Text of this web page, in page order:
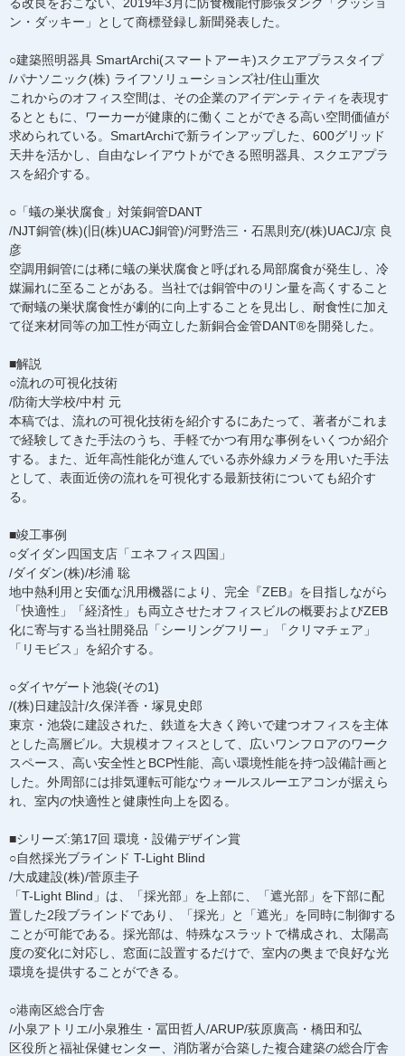
ン・ダッキー」として商標登録し新聞発表した。
○建築照明器具 SmartArchi(スマートアーキ)スクエアプラスタイプ
/パナソニック(株) ライフソリューションズ社/住山重次
これからのオフィス空間は、その企業のアイデンティティを表現す
るとともに、ワーカーが健康的に働くことができる高い空間価値が
求められている。SmartArchiで新ラインアップした、600グリッド
天井を活かし、自由なレイアウトができる照明器具、スクエアプラ
スを紹介する。
○「蟻の巣状腐食」対策銅管DANT
/NJT銅管(株)(旧(株)UACJ銅管)/河野浩三・石黒則充/(株)UACJ/京 良
彦
空調用銅管には稀に蟻の巣状腐食と呼ばれる局部腐食が発生し、冷
媒漏れに至ることがある。当社では銅管中のリン量を高くすること
で耐蟻の巣状腐食性が劇的に向上することを見出し、耐食性に加え
て従来材同等の加工性が両立した新銅合金管DANT®を開発した。
■解説
○流れの可視化技術
/防衛大学校/中村 元
本稿では、流れの可視化技術を紹介するにあたって、著者がこれま
で経験してきた手法のうち、手軽でかつ有用な事例をいくつか紹介
する。また、近年高性能化が進んでいる赤外線カメラを用いた手法
として、表面近傍の流れを可視化する最新技術についても紹介す
る。
■竣工事例
○ダイダン四国支店「エネフィス四国」
/ダイダン(株)/杉浦 聡
地中熱利用と安価な汎用機器により、完全『ZEB』を目指しながら
「快適性」「経済性」も両立させたオフィスビルの概要およびZEB
化に寄与する当社開発品「シーリングフリー」「クリマチェア」
「リモビス」を紹介する。
○ダイヤゲート池袋(その1)
/(株)日建設計/久保洋香・塚見史郎
東京・池袋に建設された、鉄道を大きく跨いで建つオフィスを主体
とした高層ビル。大規模オフィスとして、広いワンフロアのワーク
スペース、高い安全性とBCP性能、高い環境性能を持つ設備計画と
した。外周部には排気運転可能なウォールスルーエアコンが据えら
れ、室内の快適性と健康性向上を図る。
■シリーズ:第17回 環境・設備デザイン賞
○自然採光ブラインド T-Light Blind
/大成建設(株)/菅原圭子
「T-Light Blind」は、「採光部」を上部に、「遮光部」を下部に配
置した2段ブラインドであり、「採光」と「遮光」を同時に制御する
ことが可能である。採光部は、特殊なスラットで構成され、太陽高
度の変化に対応し、窓面に設置するだけで、室内の奥まで良好な光
環境を提供することができる。
○港南区総合庁舎
/小泉アトリエ/小泉雅生・冨田哲人/ARUP/荻原廣高・橋田和弘
区役所と福祉保健センター、消防署が合築した複合建築の総合庁舎